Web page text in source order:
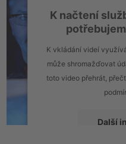
K načtení
K vkládání videí
může shromažďovat
toto video přehrát,
Další